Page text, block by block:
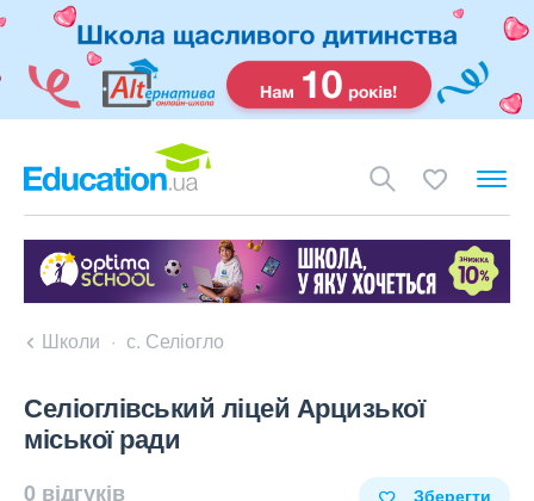
Школи с. Селіогло
Селіоглівський ліцей Арцизької
міської ради
0 відгуків Зберегти